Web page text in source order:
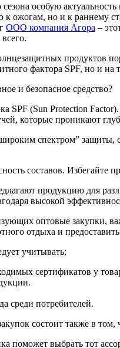
особую
к ожогам, но и к раннему
ООО компания Агора –
продуктов
фактора SPF, но и
и безопасное средство?
SPF (Sun Protection
которые проникают
спектром” защиты,
составов.
продукцию для
высокой
оптовые закупки,
отдыха и
учитывать:
сертификатов у
среди потребителей.
состоит также в
поможет выбрать тот